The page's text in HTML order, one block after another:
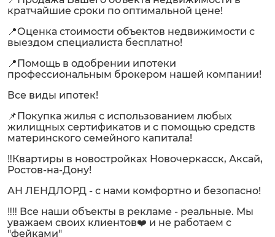
кратчайшие сроки по оптимальной цене!
📍Оценка стоимости объектов недвижимости с
выездом специалиста бесплатно!
📍Помощь в одобрении ипотеки
профессиональным брокером нашей компании!
Все виды ипотек!
📌Покупка жилья с использованием любых
жилищных сертификатов и с помощью средств
материнского семейного капитала!
‼️Квартиры в новостройках Новочеркасск, Аксай,
Ростов-на-Дону!
АН ЛЕНДЛОРД - с нами комфортно и безопасно!
‼️‼️ Все наши объекты в рекламе - реальные. Мы
уважаем своих клиентов❤️ и не работаем с
"фейками"